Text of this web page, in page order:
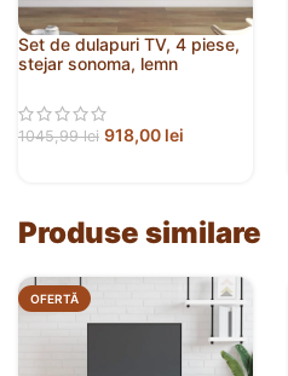
Set de dulapuri TV, 4 piese,
stejar sonoma, lemn
1045,99lei 918,00 lei
Produse similare
OFERTĂ